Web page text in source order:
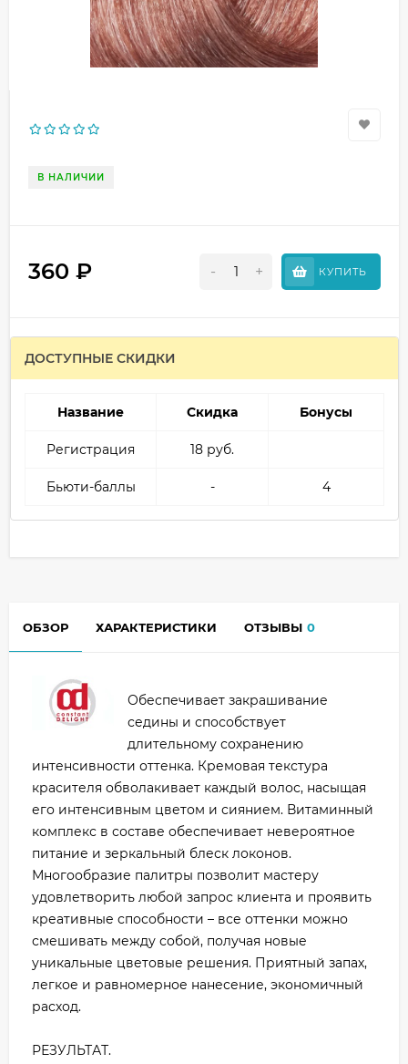
В НАЛИЧИИ
360 ₽ - + КУПИТЬ
ДОСТУПНЫЕ СКИДКИ
Название Скидка Бонусы
Регистрация 18 руб.
Бьюти-баллы - 4
ОБЗОР ХАРАКТЕРИСТИКИ ОТЗЫВЫ 0
Обеспечивает закрашивание
седины и способствует
длительному сохранению
интенсивности оттенка. Кремовая текстура
красителя обволакивает каждый волос, насыщая
его интенсивным цветом и сиянием. Витаминный
комплекс в составе обеспечивает невероятное
питание и зеркальный блеск локонов.
Многообразие палитры позволит мастеру
удовлетворить любой запрос клиента и проявить
креативные способности – все оттенки можно
смешивать между собой, получая новые
уникальные цветовые решения. Приятный запах,
легкое и равномерное нанесение, экономичный
расход.
РЕЗУЛЬТАТ.